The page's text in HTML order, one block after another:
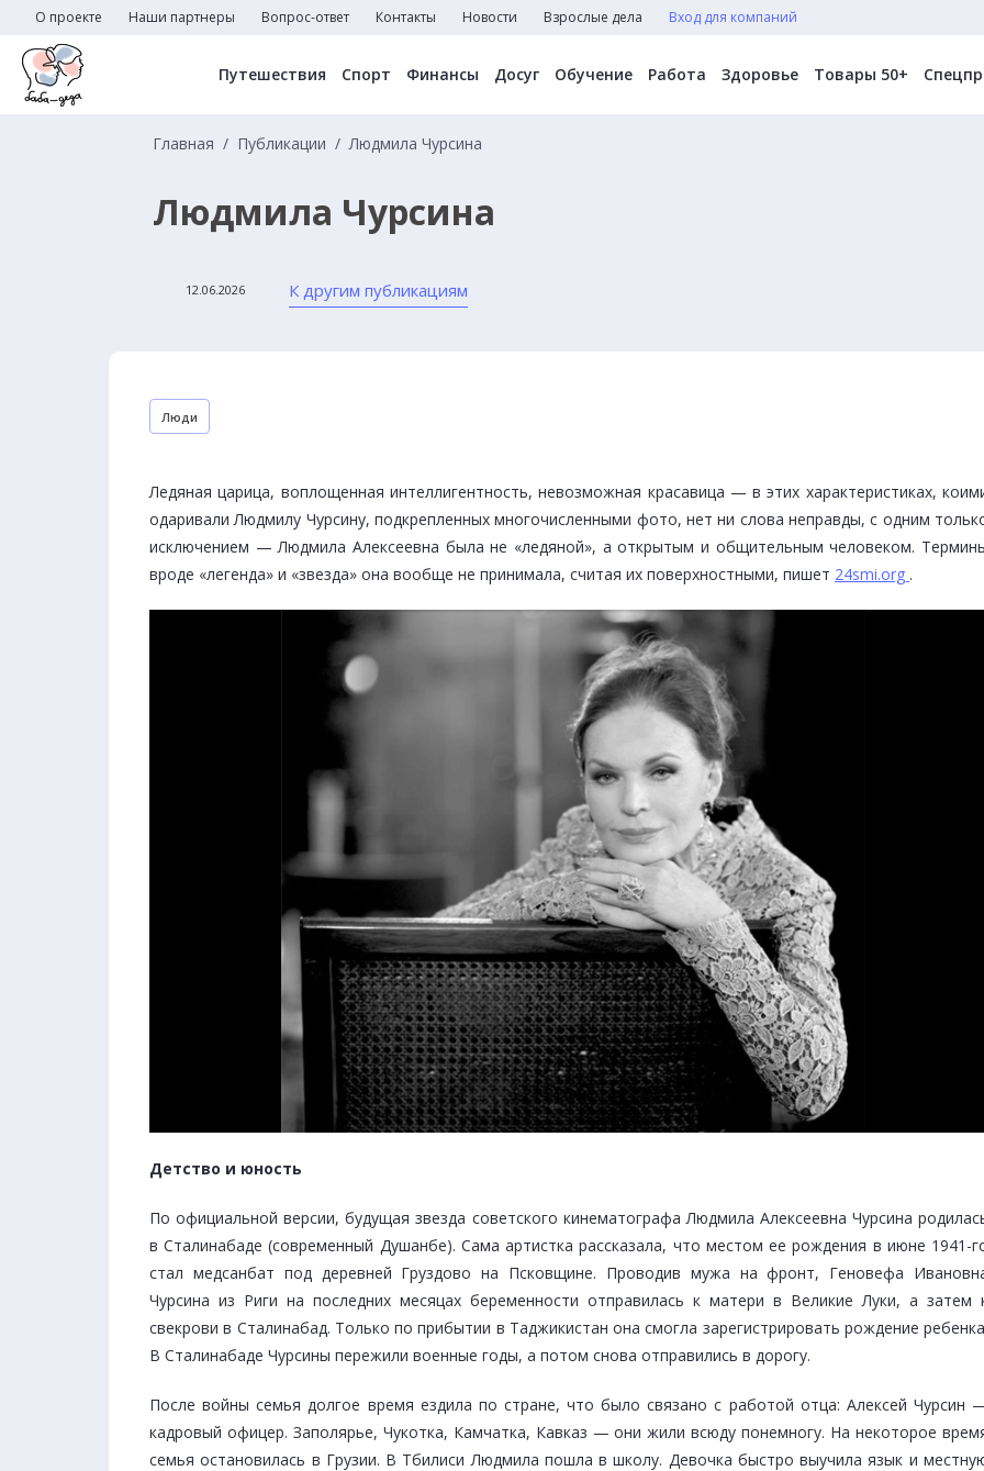
О проекте Наши партнеры Вопрос-ответ Контакты Новости Взрослые дела Вход для компаний
Путешествия Спорт Финансы Досуг Обучение Работа Здоровье Товары 50+
Главная Публикации Людмила Чурсина
Людмила Чурсина
12.06.2026 К другим публикациям
Люди
Ледяная царица, воплощенная интеллигентность, невозможная красавица — в этих характеристиках,
одаривали Людмилу Чурсину, подкрепленных многочисленными фото, нет ни слова неправды, с одним
исключением — Людмила Алексеевна была не «ледяной», а открытым и общительным человеком.
вроде «легенда» и «звезда» она вообще не принимала, считая их поверхностными, пишет 24smi.org .
Детство и юность
По официальной версии, будущая звезда советского кинематографа Людмила Алексеевна Чурсина
в Сталинабаде (современный Душанбе). Сама артистка рассказала, что местом ее рождения в июне 1941-
стал медсанбат под деревней Груздово на Псковщине. Проводив мужа на фронт, Геновефа
Чурсина из Риги на последних месяцах беременности отправилась к матери в Великие Луки, а затем
свекрови в Сталинабад. Только по прибытии в Таджикистан она смогла зарегистрировать рождение
В Сталинабаде Чурсины пережили военные годы, а потом снова отправились в дорогу.
После войны семья долгое время ездила по стране, что было связано с работой отца: Алексей Чурсин
кадровый офицер. Заполярье, Чукотка, Камчатка, Кавказ — они жили всюду понемногу. На некоторое
семья остановилась в Грузии. В Тбилиси Людмила пошла в школу. Девочка быстро выучила язык и